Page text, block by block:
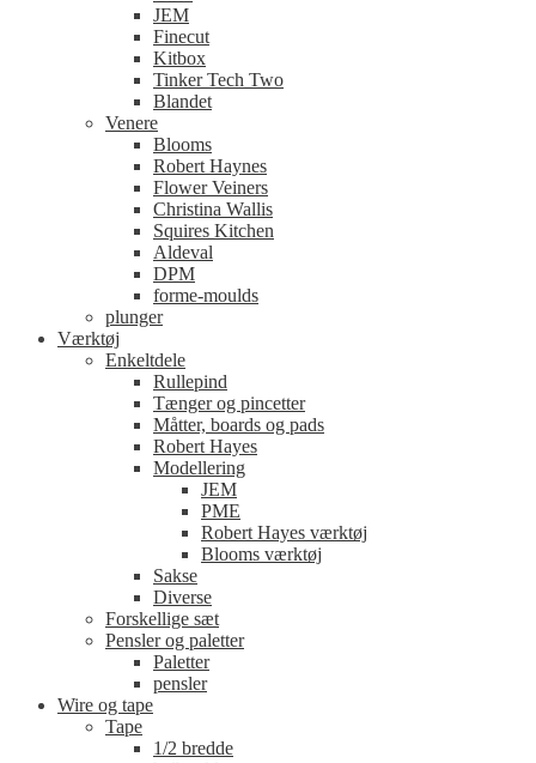
JEM
Finecut
Kitbox
Tinker Tech Two
Blandet
Venere
Blooms
Robert Haynes
Flower Veiners
Christina Wallis
Squires Kitchen
Aldeval
DPM
forme-moulds
plunger
Værktøj
Enkeltdele
Rullepind
Tænger og pincetter
Måtter, boards og pads
Robert Hayes
Modellering
JEM
PME
Robert Hayes værktøj
Blooms værktøj
Sakse
Diverse
Forskellige sæt
Pensler og paletter
Paletter
pensler
Wire og tape
Tape
1/2 bredde